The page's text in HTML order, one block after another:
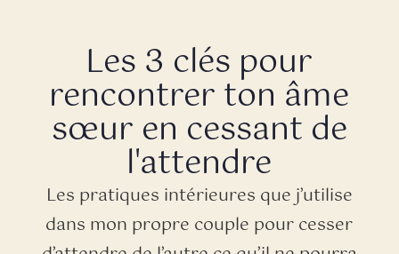
Les 3 clés pour
rencontrer ton âme
sœur en cessant de
l'attendre
Les pratiques intérieures que j’utilise
dans mon propre couple pour cesser